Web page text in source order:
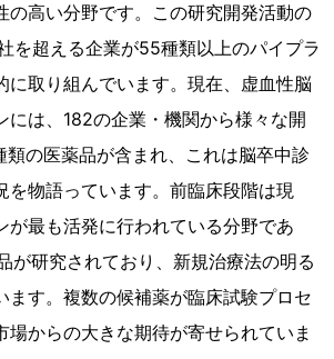
の高い分野です。この研究開発活動の
を超える企業が55種類以上のパイプラ
に取り組んでいます。現在、虚血性脳
には、182の企業・機関から様々な開
の医薬品が含まれ、これは脳卒中診
を物語っています。前臨床段階は現
が最も活発に行われている分野であ
が研究されており、新規治療法の明る
ます。複数の候補薬が臨床試験プロセ
場からの大きな期待が寄せられていま